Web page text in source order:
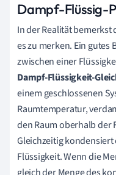
Dampf-Flüssig-
In der Realität
es zu merken. Ein gutes
zwischen einer
Dampf-Flüssigkeit-
einem geschlossenen
Raumtemperatur,
den Raum oberhalb der
Gleichzeitig
Flüssigkeit. Wenn die